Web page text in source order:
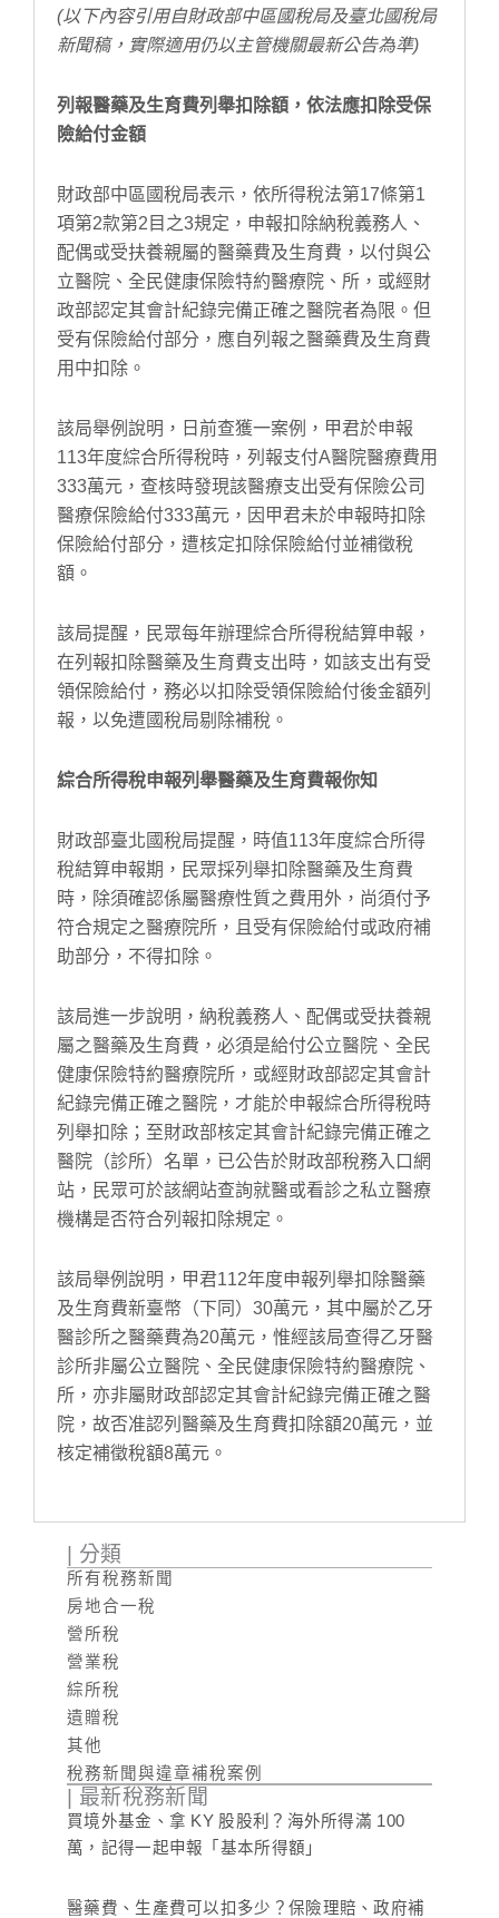
(以下內容引用自財政部中區國稅局及臺北國稅局
新聞稿，實際適用仍以主管機關最新公告為準)
列報醫藥及生育費列舉扣除額，依法應扣除受保
險給付金額
財政部中區國稅局表示，依所得稅法第17條第1
項第2款第2目之3規定，申報扣除納稅義務人、
配偶或受扶養親屬的醫藥費及生育費，以付與公
立醫院、全民健康保險特約醫療院、所，或經財
政部認定其會計紀錄完備正確之醫院者為限。但
受有保險給付部分，應自列報之醫藥費及生育費
用中扣除。
該局舉例說明，日前查獲一案例，甲君於申報
113年度綜合所得稅時，列報支付A醫院醫療費用
333萬元，查核時發現該醫療支出受有保險公司
醫療保險給付333萬元，因甲君未於申報時扣除
保險給付部分，遭核定扣除保險給付並補徵稅
額。
該局提醒，民眾每年辦理綜合所得稅結算申報，
在列報扣除醫藥及生育費支出時，如該支出有受
領保險給付，務必以扣除受領保險給付後金額列
報，以免遭國稅局剔除補稅。
綜合所得稅申報列舉醫藥及生育費報你知
財政部臺北國稅局提醒，時值113年度綜合所得
稅結算申報期，民眾採列舉扣除醫藥及生育費
時，除須確認係屬醫療性質之費用外，尚須付予
符合規定之醫療院所，且受有保險給付或政府補
助部分，不得扣除。
該局進一步說明，納稅義務人、配偶或受扶養親
屬之醫藥及生育費，必須是給付公立醫院、全民
健康保險特約醫療院所，或經財政部認定其會計
紀錄完備正確之醫院，才能於申報綜合所得稅時
列舉扣除；至財政部核定其會計紀錄完備正確之
醫院（診所）名單，已公告於財政部稅務入口網
站，民眾可於該網站查詢就醫或看診之私立醫療
機構是否符合列報扣除規定。
該局舉例說明，甲君112年度申報列舉扣除醫藥
及生育費新臺幣（下同）30萬元，其中屬於乙牙
醫診所之醫藥費為20萬元，惟經該局查得乙牙醫
診所非屬公立醫院、全民健康保險特約醫療院、
所，亦非屬財政部認定其會計紀錄完備正確之醫
院，故否准認列醫藥及生育費扣除額20萬元，並
核定補徵稅額8萬元。
| 分類
所有稅務新聞
房地合一稅
營所稅
營業稅
綜所稅
遺贈稅
其他
稅務新聞與違章補稅案例
| 最新稅務新聞
買境外基金、拿 KY 股股利？海外所得滿 100
萬，記得一起申報「基本所得額」
醫藥費、生產費可以扣多少？保險理賠、政府補